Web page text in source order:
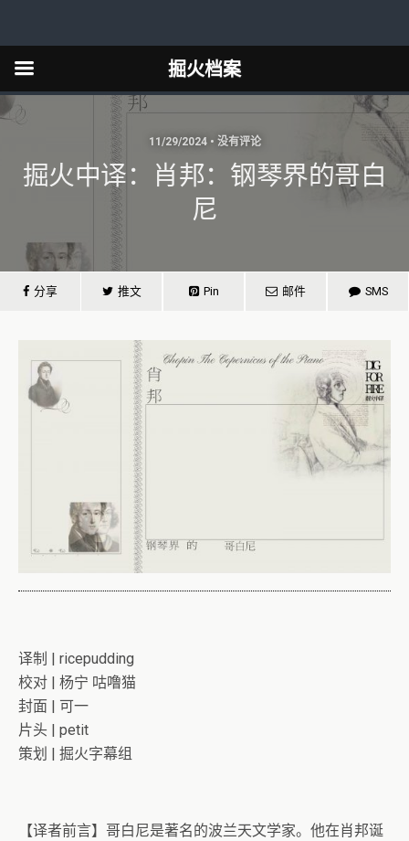
11/29/2024 • 没有评论
掘火中译：肖邦：钢琴界的哥白
尼
分享 推文 Pin 邮件 SMS
译制 | ricepudding
校对 | 杨宁 咕噜猫
封面 | 可一
片头 | petit
策划 | 掘火字幕组
【译者前言】哥白尼是著名的波兰天文学家。他在肖邦诞
掘火档案